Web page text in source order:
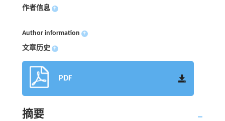
作者信息 +
Author information +
文章历史 +
PDF
摘要